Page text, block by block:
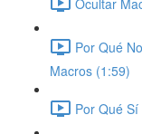
Por Qué
Macros (1:59)
Por Qué